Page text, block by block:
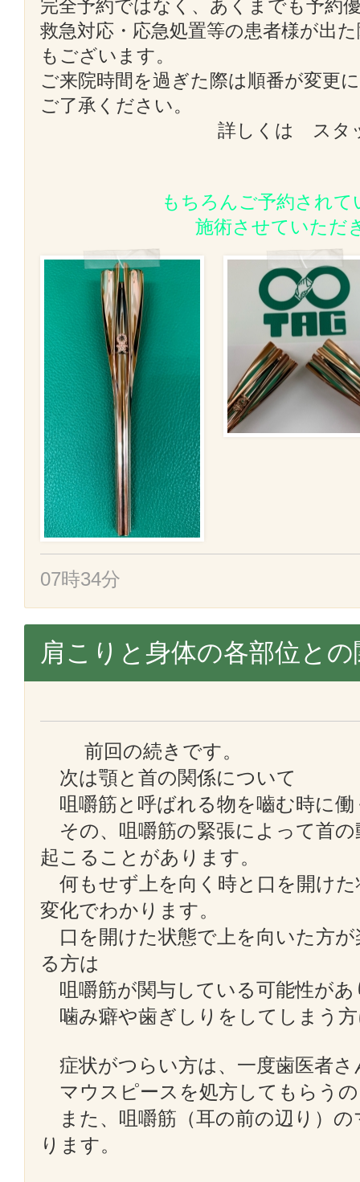
完全予約ではなく、あくまでも予約
救急対応・応急処置等の患者様が出
もございます。
ご来院時間を過ぎた際は順番が変更
ご了承ください。
詳しくは スタ
もちろんご予約されて
施術させていただ
07時34分
肩こりと身体の各部位との
前回の続きです。
次は顎と首の関係について
咀嚼筋と呼ばれる物を嚙む時に働
その、咀嚼筋の緊張によって首
起こることがあります。
何もせず上を向く時と口を開け
変化でわかります。
口を開けた状態で上を向いた方
る方は
咀嚼筋が関与している可能性があ
噛み癖や歯ぎしりをしてしまう
症状がつらい方は、一度歯医者さ
マウスピースを処方してもらう
また、咀嚼筋（耳の前の辺り）
ります。